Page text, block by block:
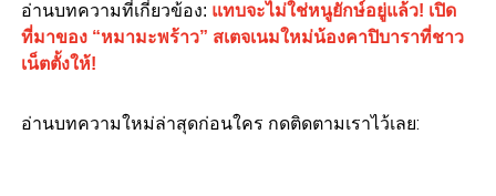
อ่านบทความที่เกี่ยวข้อง: แทบจะไม่ใช่หนูยักษ์อยู่แล้ว! เปิด
ที่มาของ “หมามะพร้าว” สเตจเนมใหม่น้องคาปิบาราที่ชาว
เน็ตตั้งให้!
อ่านบทความใหม่ล่าสุดก่อนใคร กดติดตามเราไว้เลย: